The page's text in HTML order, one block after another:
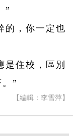
”
的，你一定也
是住校，區別
”
【編輯：李雪萍】